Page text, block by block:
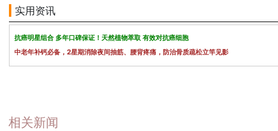
实用资讯
抗癌明星组合 多年口碑保证！天然植物萃取 有效对抗癌细胞
中老年补钙必备，2星期消除夜间抽筋、腰背疼痛，防治骨质疏松立竿见影
相关新闻